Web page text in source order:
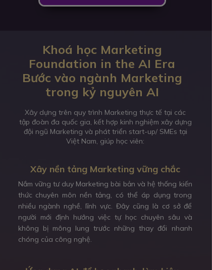
Xây nền tảng Marketing vững chắc
Nắm vững tư duy Marketing bài bản và hệ thống kiến
thức chuyên môn nền tảng, có thể áp dụng trong
nhiều ngành nghề, lĩnh vực. Đây cũng là cơ sở để
người mới định hướng việc tự học chuyên sâu và
không bị mông lung trước những thay đổi nhanh
chóng của công nghệ.
Khoá học Marketing
Foundation in the AI Era
Bước vào ngành Marketing
trong kỷ nguyên AI
Xây dựng trên quy trình Marketing thực tế tại các
tập đoàn đa quốc gia, kết hợp kinh nghiệm xây dựng
đội ngũ Marketing và phát triển start-up/ SMEs tại
Việt Nam, giúp học viên: